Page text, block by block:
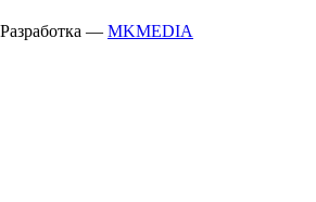
Разработка — MKMEDIA